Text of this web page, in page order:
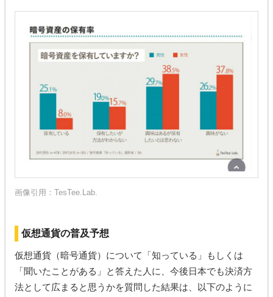
画像引用： TesTee.Lab.
仮想通貨の普及予想
仮想通貨（暗号通貨）について「知っている」もしくは
「聞いたことがある」と答えた人に、今後日本でも決済方
法として広まると思うかを質問した結果は、以下のように